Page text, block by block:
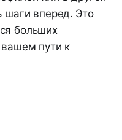
шаги вперед. Это
больших
вашем пути к